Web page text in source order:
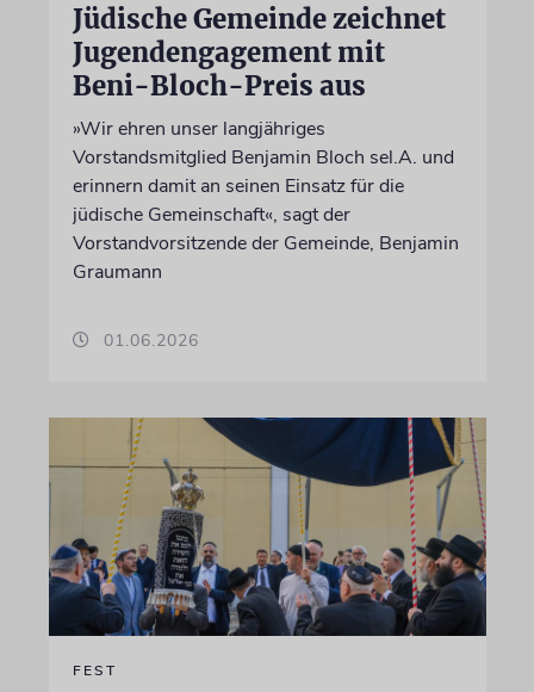
Jüdische Gemeinde zeichnet
Jugendengagement mit
Beni-Bloch-Preis aus
»Wir ehren unser langjähriges
Vorstandsmitglied Benjamin Bloch sel.A. und
erinnern damit an seinen Einsatz für die
jüdische Gemeinschaft«, sagt der
Vorstandvorsitzende der Gemeinde, Benjamin
Graumann
01.06.2026
FEST